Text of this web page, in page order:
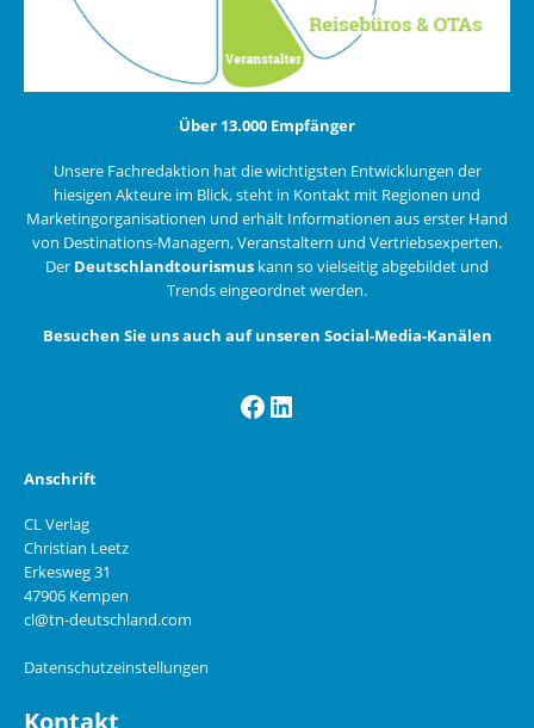
Über 13.000 Empfänger
Unsere Fachredaktion hat die wichtigsten Entwicklungen der
hiesigen Akteure im Blick, steht in Kontakt mit Regionen und
Marketingorganisationen und erhält Informationen aus erster Hand
von Destinations-Managern, Veranstaltern und Vertriebsexperten.
Der Deutschlandtourismus kann so vielseitig abgebildet und
Trends eingeordnet werden.
Besuchen Sie uns auch auf unseren Social-Media-Kanälen
Facebook
LinkedIn
Anschrift
CL Verlag
Christian Leetz
Erkesweg 31
47906 Kempen
cl@tn-deutschland.com
Datenschutzeinstellungen